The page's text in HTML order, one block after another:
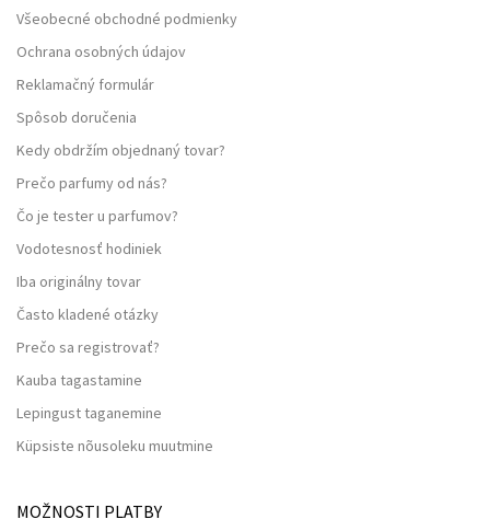
Všeobecné obchodné podmienky
Ochrana osobných údajov
Reklamačný formulár
Spôsob doručenia
Kedy obdržím objednaný tovar?
Prečo parfumy od nás?
Čo je tester u parfumov?
Vodotesnosť hodiniek
Iba originálny tovar
Často kladené otázky
Prečo sa registrovať?
Kauba tagastamine
Lepingust taganemine
Küpsiste nõusoleku muutmine
MOŽNOSTI PLATBY